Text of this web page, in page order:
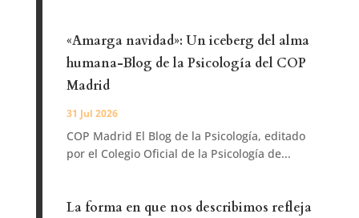
«Amarga navidad»: Un iceberg del alma
humana-Blog de la Psicología del COP
Madrid
31 Jul 2026
COP Madrid El Blog de la Psicología, editado
por el Colegio Oficial de la Psicología de...
La forma en que nos describimos refleja